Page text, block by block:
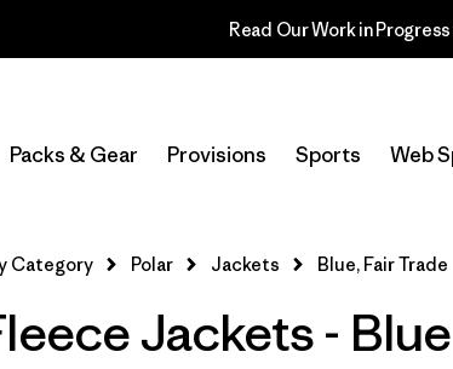
Read Our Work in
Packs & Gear Provisions Sports Web
Selecciona una tienda
Filtrar por
Color
(30) (28)
Category Polar Jackets Blue, Fair Trade
Jackets -